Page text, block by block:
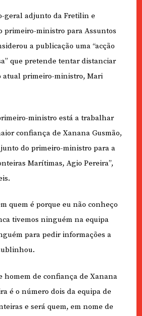
geral adjunto da Fretilin e
primeiro-ministro para Assuntos
a publicação uma “acção
que pretende tentar distanciar
atual primeiro-ministro, Mari
ministro está a trabalhar
confiança de Xanana Gusmão,
do primeiro-ministro para a
Marítimas, Agio Pereira”,
quem é porque eu não conheço
tivemos ninguém na equipa
para pedir informações a
homem de confiança de Xanana
é o número dois da equipa de
e será quem, em nome de